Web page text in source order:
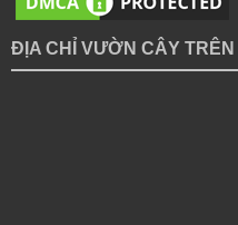
ĐỊA CHỈ VƯỜN CÂY TRÊN